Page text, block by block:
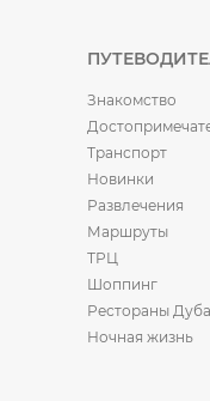
Знакомство
Транспорт
Новинки
Развлечения
Маршруты
ТРЦ
Шоппинг
Рестораны
Ночная жизнь